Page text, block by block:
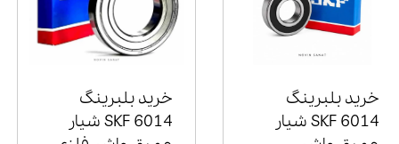
خرید بلبرینگ
6014 SKF شیار
خرید بلبرینگ
6014 SKF شیار